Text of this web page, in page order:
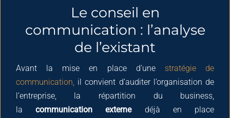
Le conseil en
communication : l’analyse
de l’existant
Avant la mise en place d’une stratégie de
communication,il convient d’auditer l’organisation de
l’entreprise, la répartition du business,
lacommunication externe déjà en place